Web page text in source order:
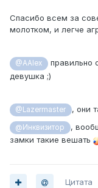
Спасибо всем за
молотком, и легче
@AAlex
правильно
девушка ;)
@Lazermaster , они
@Инквизитор
,
замки такие вешать
Цитата